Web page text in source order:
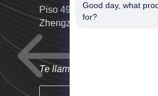
Piso 49, Torre Sur del
Zhengzhou Este,
Te llamaremos tan pronto
Good day, what
for?